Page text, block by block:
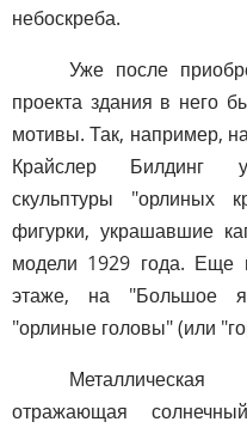
небоскреба.
Уже после
проекта здания в него
мотивы. Так, например,
Крайслер Билдинг
скульптуры "орлиных
фигурки, украшавшие
модели 1929 года. Еще
этаже, на "Большое
"орлиные головы" (или
отражающая